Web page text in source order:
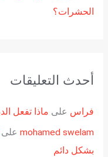
الحشرات؟
أحدث التعليقات
فراس على ماذا تفعل
mohamed swelamعلى
بشكل دائم